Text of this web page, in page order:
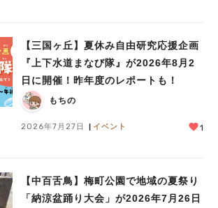
【三国ヶ丘】夏休み自由研究応援企画
『上下水道まなび隊』が2026年8月2
日に開催！昨年度のレポートも！
もちの
2026年7月27日 イベント 1
【中百舌鳥】梅町公園で地域の夏祭り
「納涼盆踊り大会」が2026年7月26日